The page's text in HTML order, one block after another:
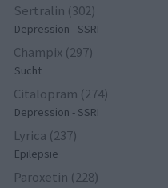
Sertralin (302)
Depression - SSRI
Champix (297)
Sucht
Citalopram (274)
Depression - SSRI
Lyrica (237)
Epilepsie
Paroxetin (228)